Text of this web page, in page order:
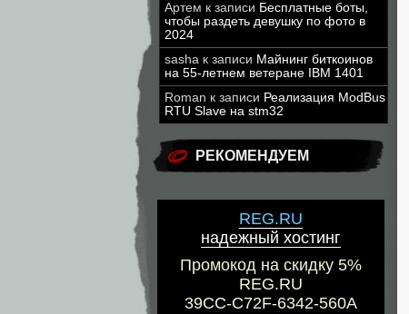
Артем к записи Бесплатные боты,
чтобы раздеть девушку по фото в
2024
sasha к записи Майнинг биткоинов
на 55-летнем ветеране IBM 1401
Roman к записи Реализация ModBus
RTU Slave на stm32
РЕКОМЕНДУЕМ
REG.RU
надежный хостинг
Промокод на скидку 5%
REG.RU
39CC-C72F-6342-560A